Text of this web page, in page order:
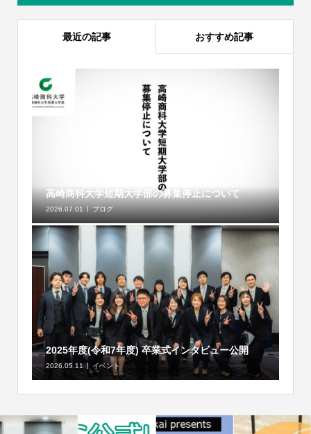
最近の記事 おすすめ記事
高崎商科大学短期大学部の募集停止について
2026.07.01 ブログ
2025年度(令和7年度) 卒業式インタビュー公開
2026.05.11 イベント